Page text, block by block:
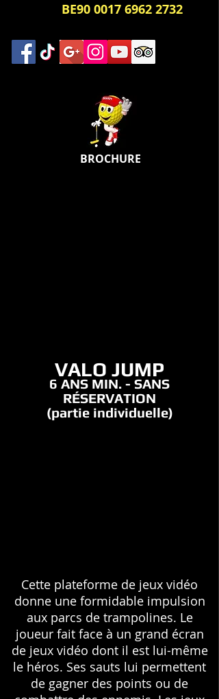
BE90 0017 6962 2732
BROCHURE
VALO JUMP
6 ANS MIN. - SANS
RÉSERVATION
(partie individuelle)
Cette plateforme de jeux vidéo
donne une formidable impulsion
aux parcs de trampolines. Le
joueur fait face à un grand écran
de jeux vidéo dont il est lui-même
le héros. Ses sauts lui permettent
de gagner des points ou de